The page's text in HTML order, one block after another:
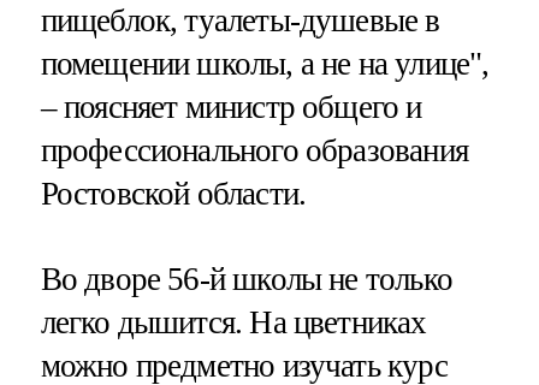
пищеблок, туалеты-душевые в
помещении школы, а не на улице",
– поясняет министр общего и
профессионального образования
Ростовской области.
Во дворе 56-й школы не только
легко дышится. На цветниках
можно предметно изучать курс